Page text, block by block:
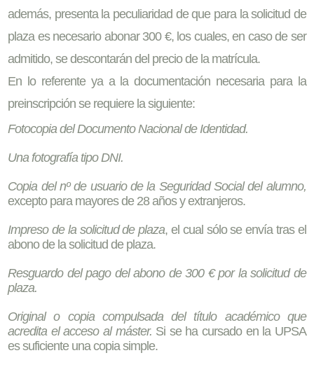
además, presenta la peculiaridad de que para la solicitud de
plaza es necesario abonar 300 €, los cuales, en caso de ser
admitido, se descontarán del precio de la matrícula.
En lo referente ya a la documentación necesaria para la
preinscripción se requiere la siguiente:
Fotocopia del Documento Nacional de Identidad.
Una fotografía tipo DNI.
Copia del nº de usuario de la Seguridad Social del alumno,
excepto para mayores de 28 años y extranjeros.
Impreso de la solicitud de plaza, el cual sólo se envía tras el
abono de la solicitud de plaza.
Resguardo del pago del abono de 300 € por la solicitud de
plaza.
Original o copia compulsada del título académico que
acredita el acceso al máster. Si se ha cursado en la UPSA
es suficiente una copia simple.